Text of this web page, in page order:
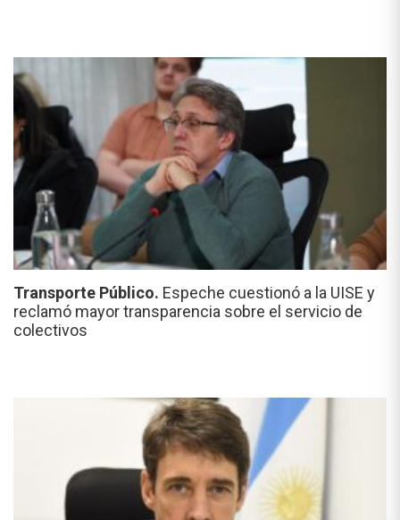
Transporte Público. Espeche cuestionó a la UISE y
reclamó mayor transparencia sobre el servicio de
colectivos